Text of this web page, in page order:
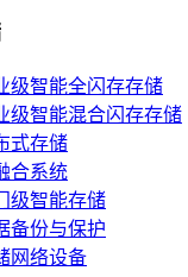
级智能全闪存存储
级智能混合闪存存储
式存储
合系统
级智能存储
备份与保护
网络设备